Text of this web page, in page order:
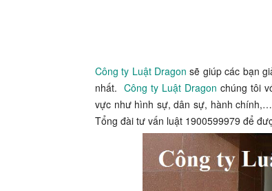
Công ty Luật Dragon sẽ giúp các bạn
nhất. Công ty Luật Dragon chúng tôi
vực như hình sự, dân sự, hành
Tổng đài tư vấn luật 1900599979 để